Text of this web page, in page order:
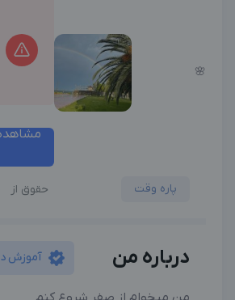
🌸
پاره وقت حقوق از
درباره من آموزش